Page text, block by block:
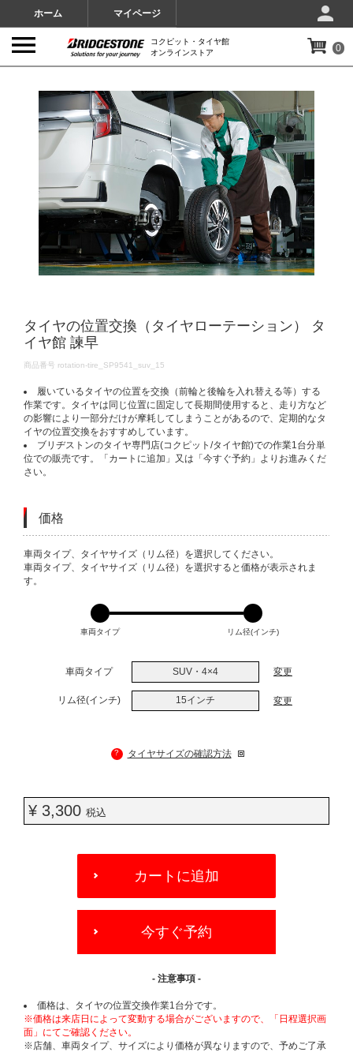
ホーム マイページ
コクピット・タイヤ館
オンラインストア
0
タイヤの位置交換（タイヤローテーション） タ
イヤ館 諫早
DETAILS
商品番号 rotation-tire_SP9541_suv_15
履いているタイヤの位置を交換（前輪と後輪を入れ替える等）する
作業です。タイヤは同じ位置に固定して長期間使用すると、走り方など
の影響により一部分だけが摩耗してしまうことがあるので、定期的なタ
イヤの位置交換をおすすめしています。
ブリヂストンのタイヤ専門店(コクピット/タイヤ館)での作業1台分単
位での販売です。「カートに追加」又は「今すぐ予約」よりお進みくだ
さい。
価格
VARIATIONS
車両タイプ、タイヤサイズ（リム径）を選択してください。
車両タイプ、タイヤサイズ（リム径）を選択すると価格が表示されま
す。
車両タイプ リム径(インチ)
車両タイプ SUV・4×4 変更
リム径(インチ) 15インチ 変更
? タイヤサイズの確認方法
¥ 3,300 税込
OPTIONS
カートに追加
今すぐ予約
- 注意事項 -
価格は、タイヤの位置交換作業1台分です。
※価格は来店日によって変動する場合がございますので、「日程選択画
面」にてご確認ください。
※店舗、車両タイプ、サイズにより価格が異なりますので、予めご了承